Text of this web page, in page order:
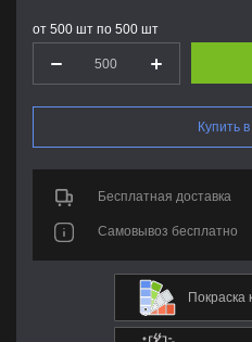
от 500 шт по 500 шт
Купить
Бесплатная доставка
Самовывоз бесплатно
Покраска